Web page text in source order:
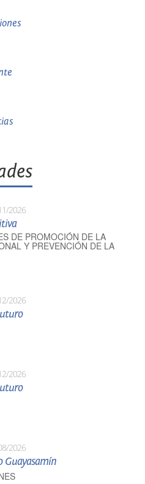
2026
DE PROMOCIÓN DE LA
Y PREVENCIÓN DE LA
2026
2026
2026
Guayasamín